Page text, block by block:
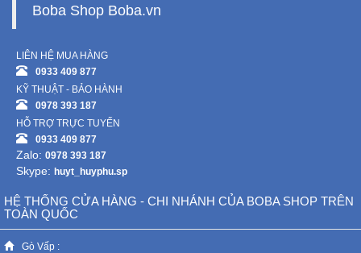
Boba Shop Boba.vn
LIÊN HỆ MUA HÀNG
0933 409 877
KỸ THUẬT - BẢO HÀNH
0978 393 187
HỖ TRỢ TRỰC TUYẾN
0933 409 877
Zalo: 0978 393 187
Skype: huyt_huyphu.sp
HỆ THỐNG CỬA HÀNG - CHI NHÁNH CỦA BOBA SHOP TRÊN
TOÀN QUỐC
Gò Vấp :